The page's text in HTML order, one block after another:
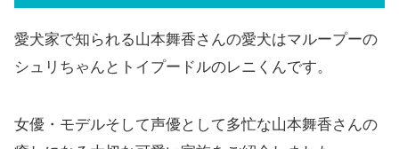
愛犬家で知られる山本舞香さんの愛犬はマループーの
シュリちゃんとトイプードルのレニくんです。
女優・モデルそして声優として多忙な山本舞香さんの